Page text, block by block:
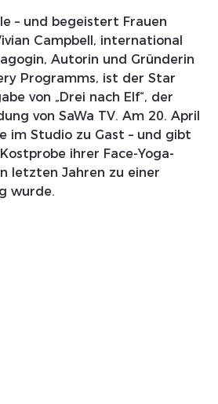
– und begeistert Frauen
Campbell, international
Autorin und Gründerin
Programms, ist der Star
von „Drei nach Elf“, der
von SaWa TV. Am 20. April
im Studio zu Gast – und gibt
ihrer Face-Yoga-
letzten Jahren zu einer
wurde.